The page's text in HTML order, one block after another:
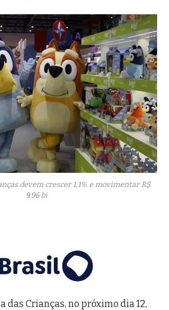
devem crescer 1,1% e movimentar R$
9,96 bi
das Crianças, no próximo dia 12,